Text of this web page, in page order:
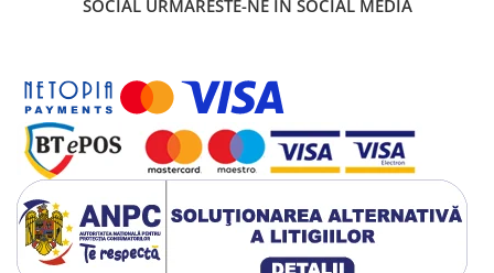
SOCIAL URMARESTE-NE IN SOCIAL MEDIA